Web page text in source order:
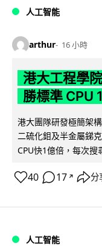
人工智能
arthur 16 小時
港大工程學
勝標準 CPU
港大團隊研發極簡架
二硫化鉬及半金屬銻
CPU快1億倍，每次搜
40 17 ↗ 分
人工智能